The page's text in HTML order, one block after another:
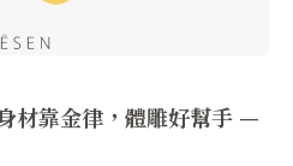
材靠金律，體雕好幫手 —